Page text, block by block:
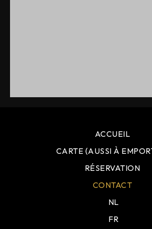
ACCUEIL
CARTE (AUSSI À
RÉSERVATION
CONTACT
NL
FR